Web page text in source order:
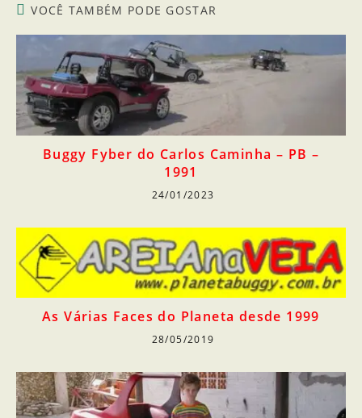
VOCÊ TAMBÉM PODE GOSTAR
Buggy Fyber do Carlos Caminha – PB –
1991
24/01/2023
As Várias Faces do Planeta desde 1999
28/05/2019